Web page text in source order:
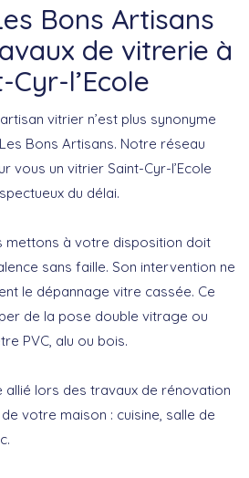
Bons Artisans
de vitrerie à
Cyr-l’Ecole
vitrier n’est plus synonyme
Bons Artisans. Notre réseau
vous un vitrier Saint-Cyr-l’Ecole
du délai.
mettons à votre disposition doit
sans faille. Son intervention ne
le dépannage vitre cassée. Ce
de la pose double vitrage ou
PVC, alu ou bois.
lors des travaux de rénovation
votre maison : cuisine, salle de